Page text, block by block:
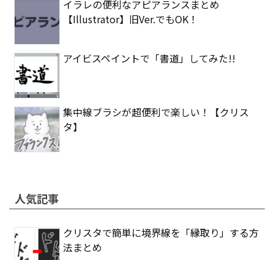
イラレの便利なアピアランスまとめ
【Illustrator】旧Ver.でもOK！
アイビスペイントで「書道」してみた!!
集中線ブラシが超便利で楽しい！【クリス
タ】
人気記事
クリスタで簡単に境界線を「縁取り」する方
法まとめ